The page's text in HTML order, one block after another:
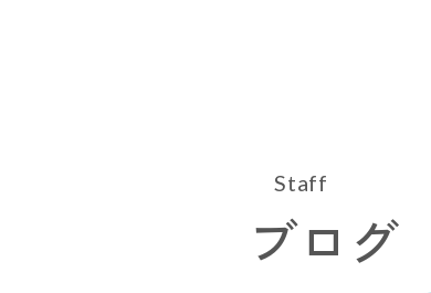
Staff
ブログ